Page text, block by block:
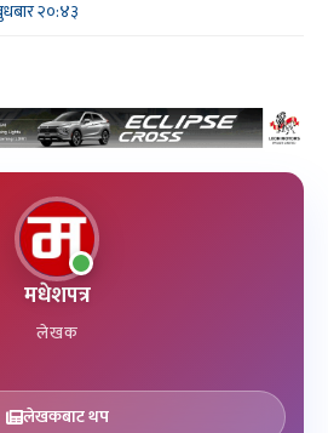
२०:४३
मधेशपत्र
लेखक
लेखकबाट थप